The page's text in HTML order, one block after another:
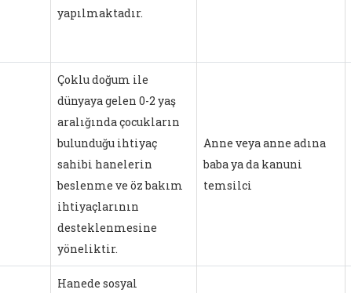
yapılmaktadır.
Çoklu doğum ile
dünyaya gelen 0-2 yaş
aralığında çocukların
bulunduğu ihtiyaç
sahibi hanelerin
beslenme ve öz bakım
ihtiyaçlarının
desteklenmesine
yöneliktir.
Anne veya anne adına
baba ya da kanuni
temsilci
Hanede sosyal